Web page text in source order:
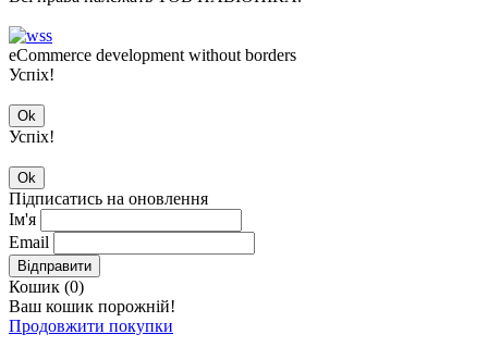
eCommerce development without borders
Успіх!
Ok
Успіх!
Ok
Підписатись на оновлення
Ім'я
Email
Відправити
Кошик (0)
Ваш кошик порожній!
Продовжити покупки